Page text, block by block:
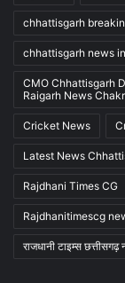
chhattisgarh
chhattisgarh news
CMO Chhattisgarh
Raigarh News
Cricket News
Latest News
Rajdhani Times CG
Rajdhanitimescg
राजधानी टाइम्स छत्तीसगढ़